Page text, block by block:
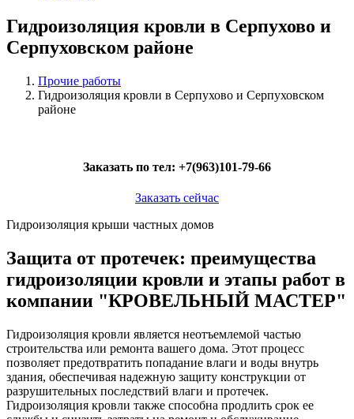
Гидроизоляция кровли в Серпухово и
Серпуховском районе
Прочие работы
Гидроизоляция кровли в Серпухово и Серпуховском
районе
Заказать по тел: +7(963)101-79-66
Заказать сейчас
Гидроизоляция крыши частных домов
Защита от протечек: преимущества
гидроизоляции кровли и этапы работ в
компании "КРОВЕЛЬНЫЙ МАСТЕР"
Гидроизоляция кровли является неотъемлемой частью
строительства или ремонта вашего дома. Этот процесс
позволяет предотвратить попадание влаги и воды внутрь
здания, обеспечивая надежную защиту конструкции от
разрушительных последствий влаги и протечек.
Гидроизоляция кровли также способна продлить срок ее